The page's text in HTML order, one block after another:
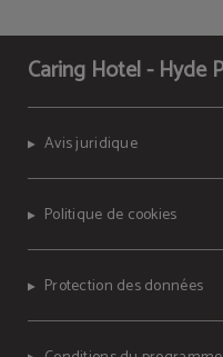
Caring Hotel - Hyde
Avis juridique
Politique de cookies
Protection des données